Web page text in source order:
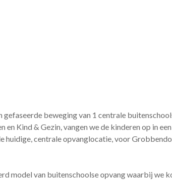
gefaseerde beweging van 1 centrale
en Kind & Gezin, vangen we de kinderen op in
centrale opvanglocatie, voor
model van buitenschoolse opvang waarbij we